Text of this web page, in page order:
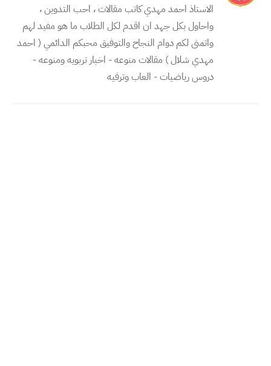
الاستاذ احمد مهدي كاتب مقالات ، احب التدوين ،
واحاول بكل جهد ان اقدم لكل الطلاب ما هو مفيد لهم
واتمنى لكم دوام النجاح والتوفيق محبكم الدائمي ( احمد
مهدي شلال ) مقالات منوعه - اخبار تربويه ومنوعه -
دروس رياضيات - العاب وترفيه